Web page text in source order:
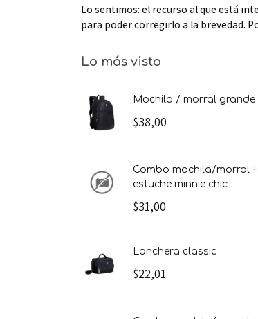
Lo sentimos: el recurso al que está
para poder corregirlo a la brevedad.
Lo más visto
mochila / morral
$38,00
combo mochila/morral + lonchera +
estuche minnie chic
$31,00
lonchera classic
$22,01